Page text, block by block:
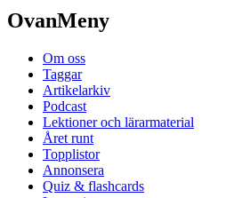
OvanMeny
Om oss
Taggar
Artikelarkiv
Podcast
Lektioner och lärarmaterial
Året runt
Topplistor
Annonsera
Quiz & flashcards